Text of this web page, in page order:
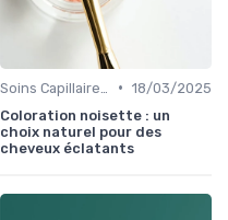
• 18/03/2025
Coloration noisette : un
choix naturel pour des
cheveux éclatants